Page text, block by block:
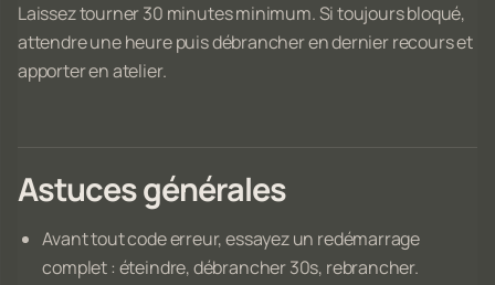
Laissez tourner 30 minutes minimum. Si toujours bloqué,
attendre une heure puis débrancher en dernier recours et
apporter en atelier.
Astuces générales
Avant tout code erreur, essayez un redémarrage
complet : éteindre, débrancher 30s, rebrancher.